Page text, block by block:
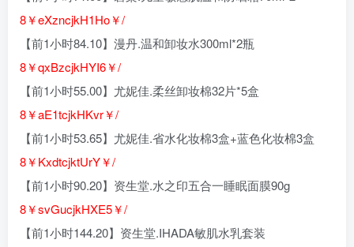
8￥eXzncjkH1Ho￥/
【前1小时84.10】漫丹.温和卸妆水300ml*2瓶
8￥qxBzcjkHYI6￥/
【前1小时55.00】尤妮佳.柔丝卸妆棉32片*5盒
8￥aE1tcjkHKvr￥/
【前1小时53.65】尤妮佳.省水化妆棉3盒+蓝色化妆棉3盒
8￥KxdtcjktUrY￥/
【前1小时90.20】资生堂.水之印五合一睡眠面膜90g
8￥svGucjkHXE5￥/
【前1小时144.20】资生堂.IHADA敏肌水乳套装